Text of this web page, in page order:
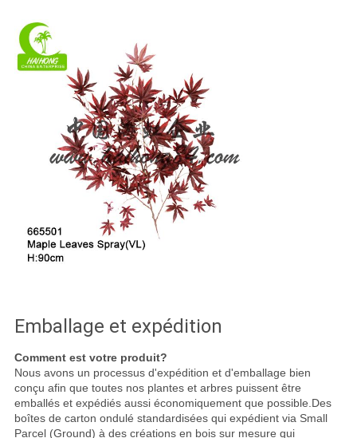
Emballage et expédition
Comment est votre produit?
Nous avons un processus d'expédition et d'emballage bien
conçu afin que toutes nos plantes et arbres puissent être
emballés et expédiés aussi économiquement que possible.Des
boîtes de carton ondulé standardisées qui expédient via Small
Parcel (Ground) à des créations en bois sur mesure qui